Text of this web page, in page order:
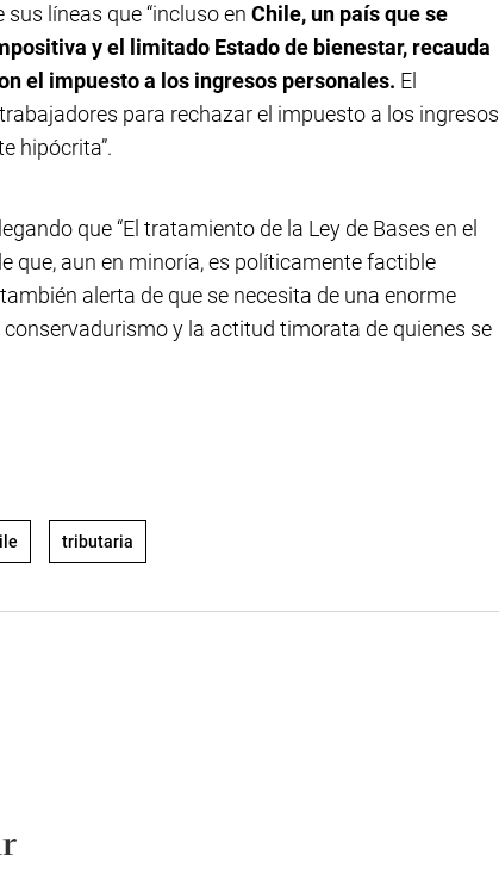
líneas que “incluso en Chile, un país que se
y el limitado Estado de bienestar, recauda
el impuesto a los ingresos personales. El
para rechazar el impuesto a los ingresos
hipócrita”.
que “El tratamiento de la Ley de Bases en el
que, aun en minoría, es políticamente factible
alerta de que se necesita de una enorme
y la actitud timorata de quienes se
tributaria